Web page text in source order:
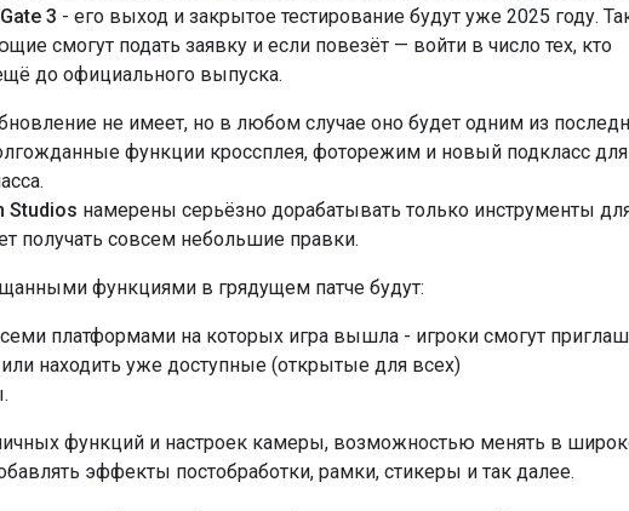
3 - его выход и закрытое тестирование будут уже 2025 году.
смогут подать заявку и если повезёт — войти в число тех, кто
до официального выпуска.
не имеет, но в любом случае оно будет одним из
функции кроссплея, фоторежим и новый подкласс для
Studios намерены серьёзно дорабатывать только инструменты
получать совсем небольшие правки.
функциями в грядущем патче будут:
платформами на которых игра вышла - игроки смогут
находить уже доступные (открытые для всех)
функций и настроек камеры, возможностью менять в
эффекты постобработки, рамки, стикеры и так далее.